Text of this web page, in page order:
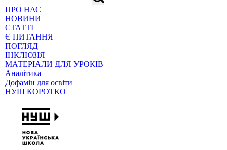
ПРО НАС
НОВИНИ
СТАТТІ
Є ПИТАННЯ
ПОГЛЯД
ІНКЛЮЗІЯ
МАТЕРІАЛИ ДЛЯ УРОКІВ
Аналітика
Дофамін для освіти
НУШ КОРОТКО